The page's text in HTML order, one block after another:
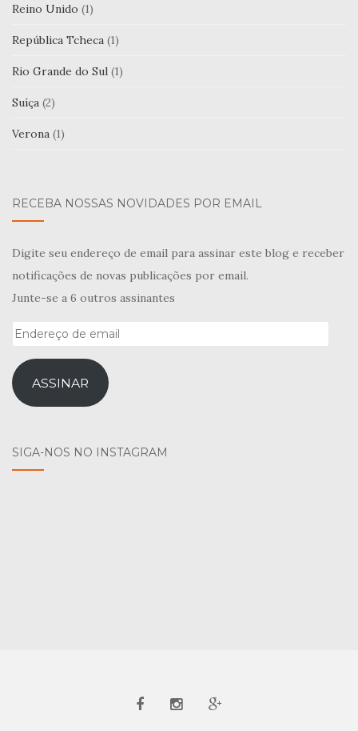
Reino Unido (1)
República Tcheca (1)
Rio Grande do Sul (1)
Suíça (2)
Verona (1)
RECEBA NOSSAS NOVIDADES POR EMAIL
Digite seu endereço de email para assinar este blog e receber
notificações de novas publicações por email.
Junte-se a 6 outros assinantes
Endereço
emailASSINAR
SIGA-NOS NO INSTAGRAM